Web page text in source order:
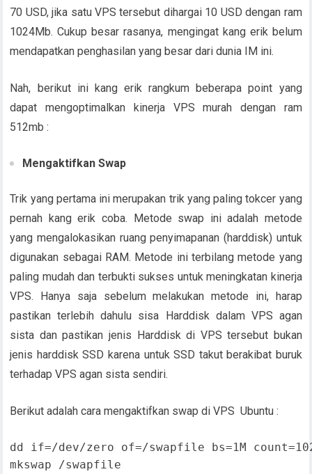
70 USD, jika satu VPS tersebut dihargai 10 USD dengan ram
1024Mb. Cukup besar rasanya, mengingat kang erik belum
mendapatkan penghasilan yang besar dari dunia IM ini.
Nah, berikut ini kang erik rangkum beberapa point yang
dapat mengoptimalkan kinerja VPS murah dengan ram
512mb :
Mengaktifkan Swap
Trik yang pertama ini merupakan trik yang paling tokcer yang
pernah kang erik coba. Metode swap ini adalah metode
yang mengalokasikan ruang penyimapanan (harddisk) untuk
digunakan sebagai RAM. Metode ini terbilang metode yang
paling mudah dan terbukti sukses untuk meningkatan kinerja
VPS. Hanya saja sebelum melakukan metode ini, harap
pastikan terlebih dahulu sisa Harddisk dalam VPS agan
sista dan pastikan jenis Harddisk di VPS tersebut bukan
jenis harddisk SSD karena untuk SSD takut berakibat buruk
terhadap VPS agan sista sendiri.
Berikut adalah cara mengaktifkan swap di VPS Ubuntu :
dd if=/dev/zero of=/swapfile bs=1M
mkswap /swapfile